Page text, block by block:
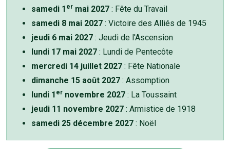
samedi 1 er mai 2027 : Fête du Travail
samedi 8 mai 2027 : Victoire des Alliés de 1945
jeudi 6 mai 2027 : Jeudi de l'Ascension
lundi 17 mai 2027 : Lundi de Pentecôte
mercredi 14 juillet 2027 : Fête Nationale
dimanche 15 août 2027 : Assomption
lundi 1 er novembre 2027 : La Toussaint
jeudi 11 novembre 2027 : Armistice de 1918
samedi 25 décembre 2027 : Noël